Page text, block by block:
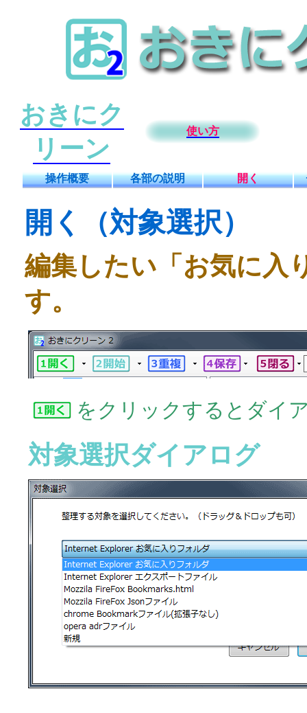
おきにク
リーン
使い方
操作概要 各部の説明 開く
開く（対象選択）
編集したい「お気に入
す。
をクリックするとダイ
対象選択ダイアログ